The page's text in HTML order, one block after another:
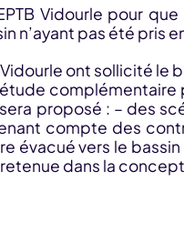
Vidourle pour
n’ayant pas été pris
ont sollicité
proposé : – des
compte des
évacué vers le
dans la